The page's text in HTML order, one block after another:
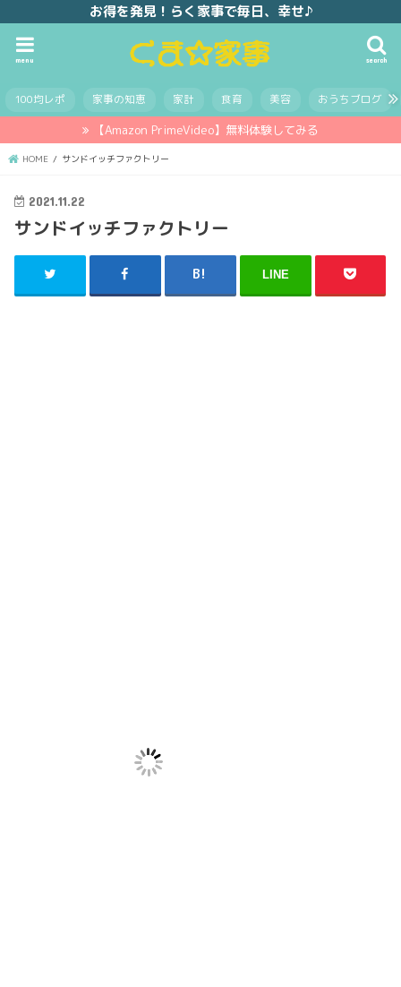
お得を発見！らく家事で毎日、幸せ♪
search
menu
100均レポ 家事の知恵 家計 食育 美容 おうちブログ
【Amazon PrimeVideo】無料体験してみる
HOME サンドイッチファクトリー
2021.11.22
サンドイッチファクトリー
LINE